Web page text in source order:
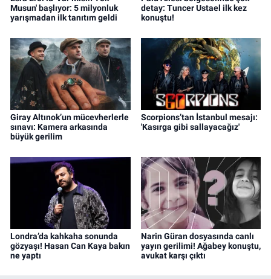
Musun' başlıyor: 5 milyonluk
yarışmadan ilk tanıtım geldi
detay: Tuncer Ustael ilk kez
konuştu!
Giray Altınok’un mücevherlerle
sınavı: Kamera arkasında
büyük gerilim
Scorpions’tan İstanbul mesajı:
'Kasırga gibi sallayacağız'
Londra’da kahkaha sonunda
gözyaşı! Hasan Can Kaya bakın
ne yaptı
Narin Güran dosyasında canlı
yayın gerilimi! Ağabey konuştu,
avukat karşı çıktı